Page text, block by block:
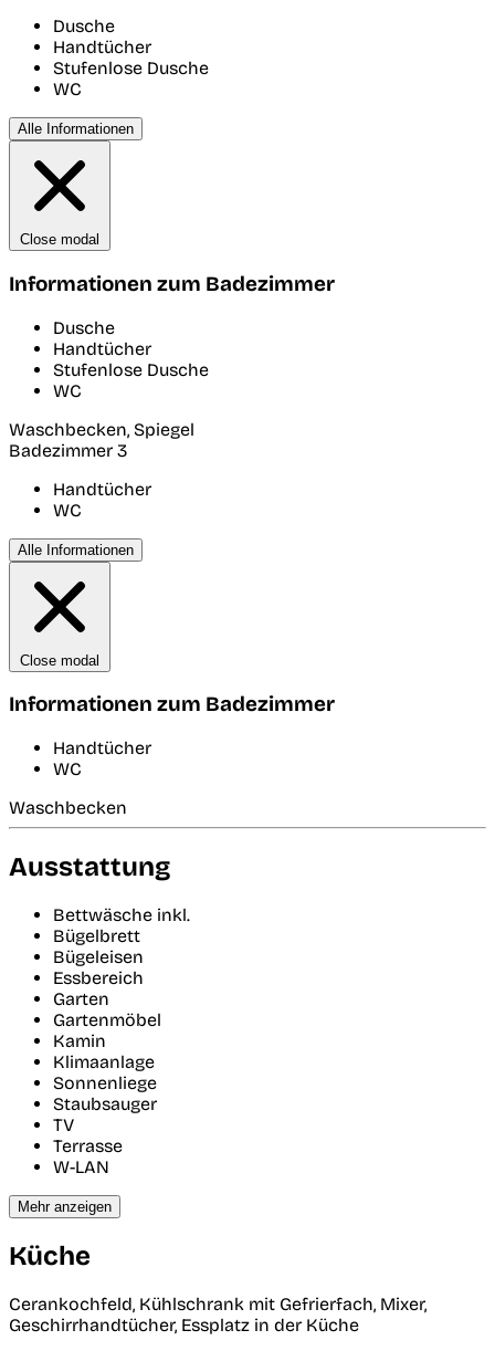
Dusche
Handtücher
Stufenlose Dusche
WC
Alle Informationen
Close modal
Informationen zum Badezimmer
Dusche
Handtücher
Stufenlose Dusche
WC
Waschbecken, Spiegel
Badezimmer 3
Handtücher
WC
Alle Informationen
Close modal
Informationen zum Badezimmer
Handtücher
WC
Waschbecken
Ausstattung
Bettwäsche inkl.
Bügelbrett
Bügeleisen
Essbereich
Garten
Gartenmöbel
Kamin
Klimaanlage
Sonnenliege
Staubsauger
TV
Terrasse
W-LAN
Mehr anzeigen
Küche
Cerankochfeld, Kühlschrank mit Gefrierfach, Mixer,
Geschirrhandtücher, Essplatz in der Küche